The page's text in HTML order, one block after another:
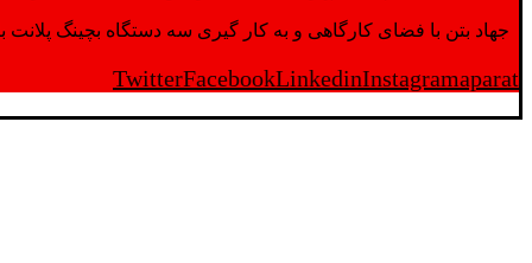
جهاد بتن با فضای کارگاهی و به کار گیری سه دستگاه بچینگ پلانت با ظرفیت 2500 تن در کنار پرسنل متخصص و پر تلاش واحدهای تولید و ازمایشگاه,بتن با کیفیت را برای واحد
TwitterFacebookLinkedinInstagramaparat